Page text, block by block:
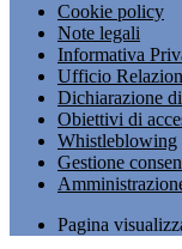
Cookie policy
Note legali
Informativa
Ufficio
Dichiarazione
Obiettivi di
Whistleblowing
Gestione
Pagina